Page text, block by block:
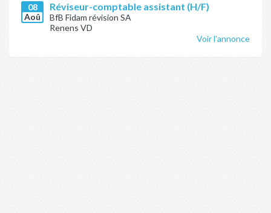
08
Aoû
Réviseur-comptable assistant (H/F)
BfB Fidam révision SA
Renens VD
Voir l'annonce